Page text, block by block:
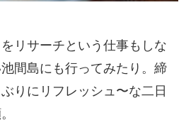
リサーチという仕事もしな
間島にも行ってみたり。締
りにリフレッシュ〜な二日